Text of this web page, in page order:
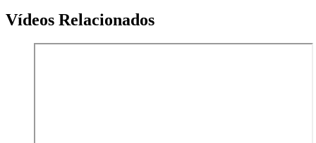
Vídeos Relacionados